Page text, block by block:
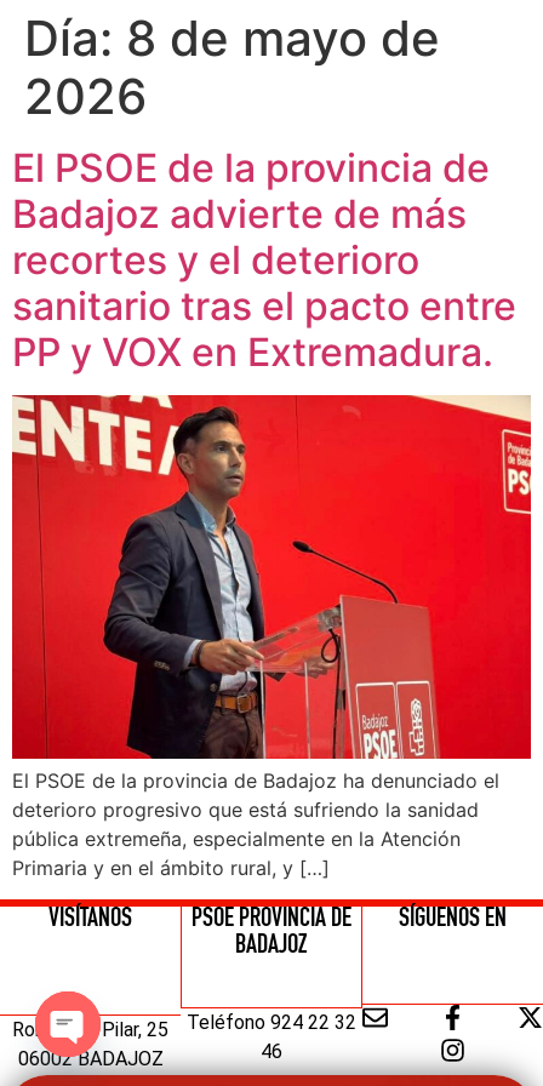
Día: 8 de mayo de
2026
El PSOE de la provincia de
Badajoz advierte de más
recortes y el deterioro
sanitario tras el pacto entre
PP y VOX en Extremadura.
El PSOE de la provincia de Badajoz ha denunciado el
deterioro progresivo que está sufriendo la sanidad
pública extremeña, especialmente en la Atención
Primaria y en el ámbito rural, y […]
VISÍTANOS
Ronda del Pilar, 25
06002 BADAJOZ
PSOE PROVINCIA DE
BADAJOZ
Teléfono 924 22 32
46
SÍGUENOS EN
Open chaty